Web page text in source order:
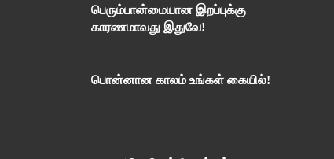
பெரும்பான்மையான இறப்புக்கு
காரணமாவது இதுவே!
பொன்னான காலம் உங்கள் கையில்!